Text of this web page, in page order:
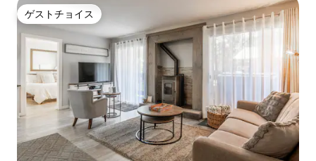
ゲストチョイス
ゲストチョイス